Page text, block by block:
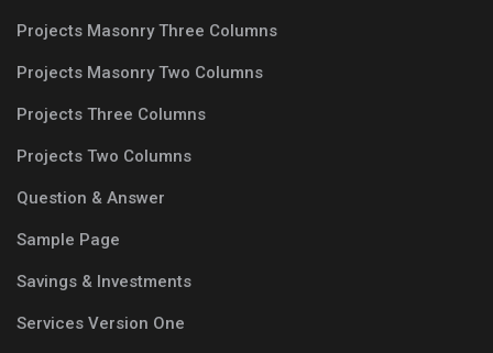
Projects Masonry Three Columns
Projects Masonry Two Columns
Projects Three Columns
Projects Two Columns
Question & Answer
Sample Page
Savings & Investments
Services Version One